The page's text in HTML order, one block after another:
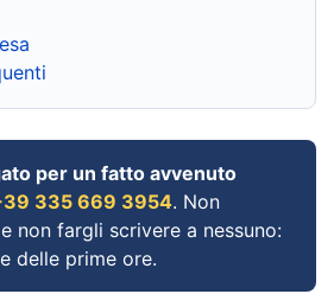
per un fatto avvenuto
335 669 3954. Non
non fargli scrivere a nessuno:
delle prime ore.